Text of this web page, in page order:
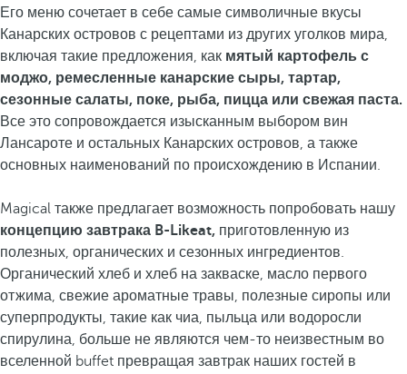
Его меню сочетает в себе самые символичные вкусы
Канарских островов с рецептами из других уголков мира,
включая такие предложения, как мятый картофель с
моджо, ремесленные канарские сыры, тартар,
сезонные салаты, поке, рыба, пицца или свежая паста.
Все это сопровождается изысканным выбором вин
Лансароте и остальных Канарских островов, а также
основных наименований по происхождению в Испании.
Magical также предлагает возможность попробовать нашу
концепцию завтрака B-Likeat, приготовленную из
полезных, органических и сезонных ингредиентов.
Органический хлеб и хлеб на закваске, масло первого
отжима, свежие ароматные травы, полезные сиропы или
суперпродукты, такие как чиа, пыльца или водоросли
спирулина, больше не являются чем-то неизвестным во
вселенной buffet превращая завтрак наших гостей в